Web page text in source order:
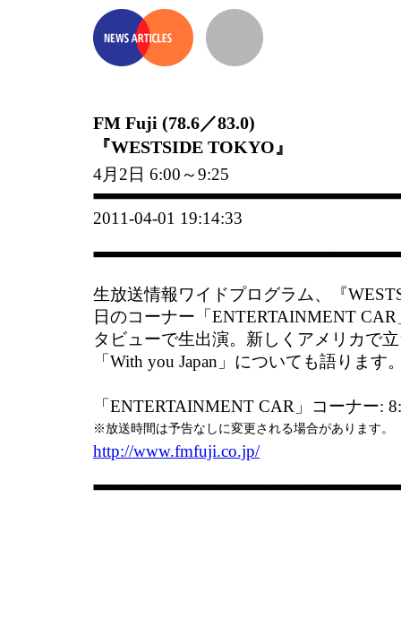
FM Fuji (78.6／83.0)
『WESTSIDE TOKYO』
4月2日 6:00～9:25
2011-04-01 19:14:33
生放送情報ワイドプログラム、『
日のコーナー「ENTERTAINMENT
タビューで生出演。新しくアメリカで
「With you Japan」についても語りま
「ENTERTAINMENT CAR」コーナー:
※放送時間は予告なしに変更される場合があります。
http://www.fmfuji.co.jp/